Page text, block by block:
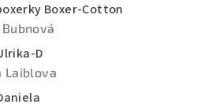
Boxer-Cotton
produktu je 5 z 5 hvězdiček.
D
produktu je 5 z 5 hvězdiček.
Laiblova